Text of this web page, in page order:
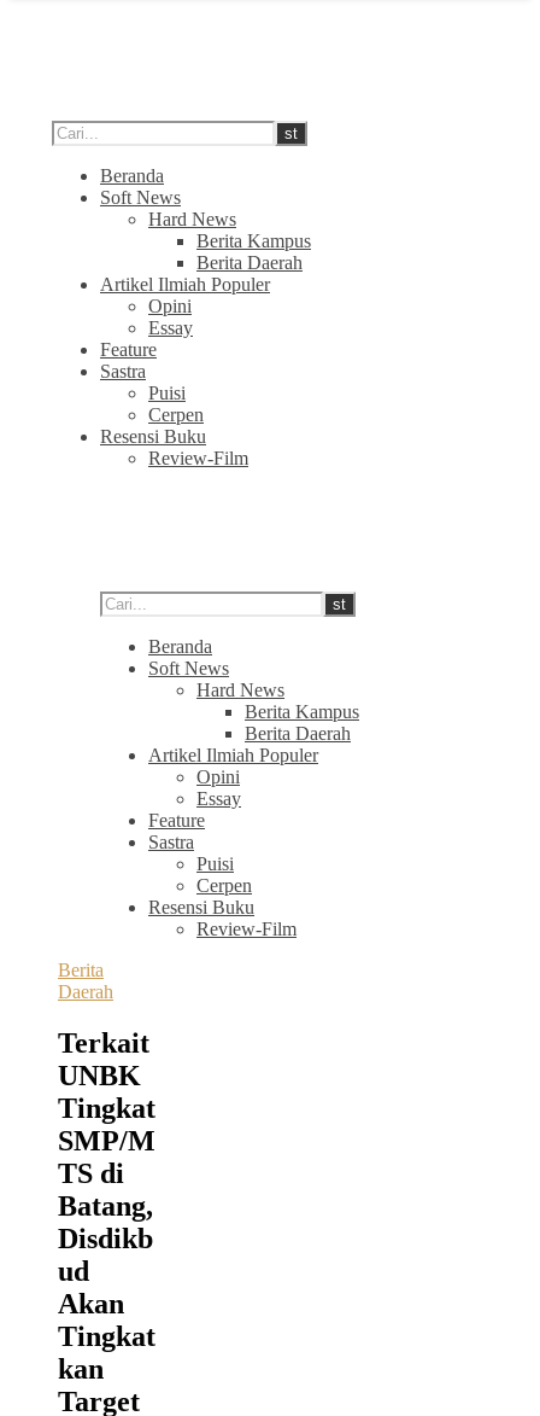
Beranda
Soft News
Hard News
Berita Kampus
Berita Daerah
Artikel Ilmiah Populer
Opini
Essay
Feature
Sastra
Puisi
Cerpen
Resensi Buku
Review-Film
Beranda
Soft News
Hard News
Berita Kampus
Berita Daerah
Artikel Ilmiah Populer
Opini
Essay
Feature
Sastra
Puisi
Cerpen
Resensi Buku
Review-Film
Berita
Daerah
Terkait
UNBK
Tingkat
SMP/M
TS di
Batang,
Disdikb
ud
Akan
Tingkat
kan
Target